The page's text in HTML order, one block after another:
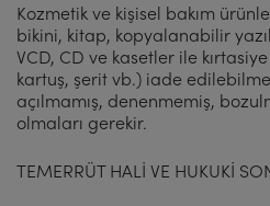
Kozmetik ve kişisel bakım
bikini, kitap, kopyalanabilir
VCD, CD ve kasetler ile
kartuş, şerit vb.) iade
açılmamış, denenmemiş,
olmaları gerekir.
TEMERRÜT HALİ VE HUKUKİ